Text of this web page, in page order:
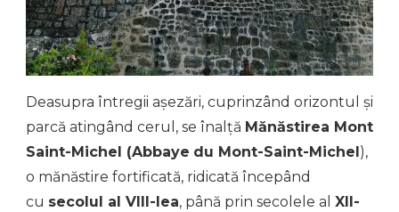
Deasupra întregii așezări, cuprinzând orizontul și
parcă atingând cerul, se înalță Mănăstirea Mont
Saint-Michel (Abbaye du Mont-Saint-Michel),
o mănăstire fortificată, ridicată începând
cu secolul al VIII-lea, până prin secolele al XII-